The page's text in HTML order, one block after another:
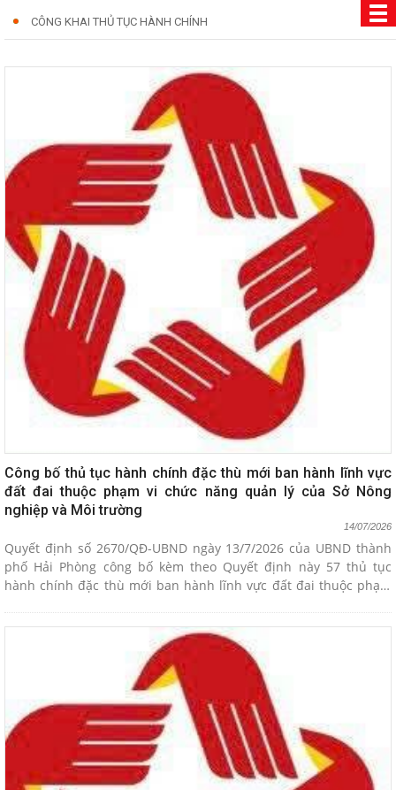
CÔNG KHAI THỦ TỤC HÀNH CHÍNH
Công bố thủ tục hành chính đặc thù mới ban hành lĩnh vực
đất đai thuộc phạm vi chức năng quản lý của Sở Nông
nghiệp và Môi trường
14/07/2026
Quyết định số 2670/QĐ-UBND ngày 13/7/2026 của UBND thành
phố Hải Phòng công bố kèm theo Quyết định này 57 thủ tục
hành chính đặc thù mới ban hành lĩnh vực đất đai thuộc phạm
có Phụ lục kèm theo).